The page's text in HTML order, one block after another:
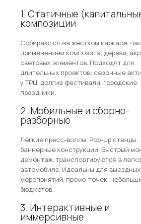
1. Статичные
композиции
Собираются на жёстком каркасе,
применением композита, дерева,
световых элементов. Подходят для
длительных проектов: сезонные
у ТРЦ, долгие фестивали, городские
праздники.
2. Мобильные и сборно-
разборные
Лёгкие пресс-воллы, Pop-Up стенды,
баннерные конструкции. Быстрый
демонтаж, транспортируются в
автомобиле. Идеальны для выездных
мероприятий, промо-точек,
бюджетов.
3. Интерактивные и
иммерсивные